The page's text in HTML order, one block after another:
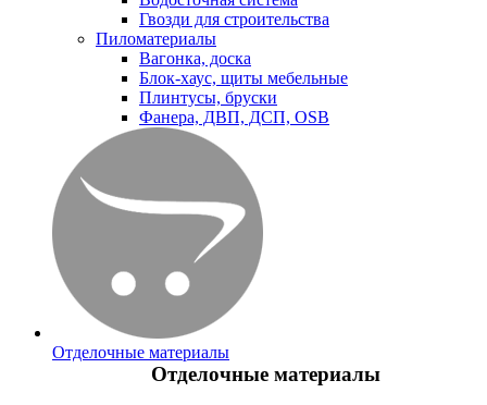
Гвозди для строительства
Пиломатериалы
Вагонка, доска
Блок-хаус, щиты мебельные
Плинтусы, бруски
Фанера, ДВП, ДСП, OSB
Отделочные материалы
Отделочные материалы